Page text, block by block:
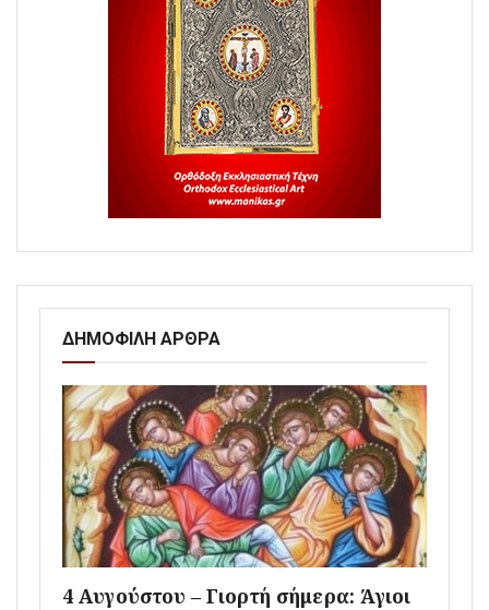
ΔΗΜΟΦΙΛΗ ΑΡΘΡΑ
4 Αυγούστου – Γιορτή σήμερα: Άγιοι